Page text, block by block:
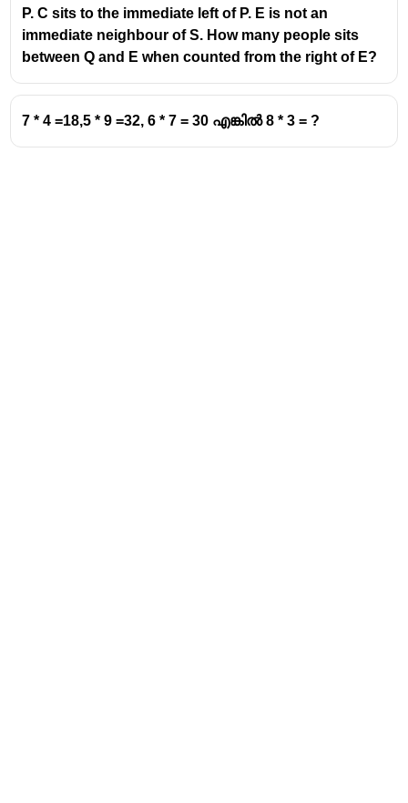
P. C sits to the immediate left of P. E is not an
immediate neighbour of S. How many people sits
between Q and E when counted from the right of E?
7 * 4 =18,5 * 9 =32, 6 * 7 = 30 എങ്കിൽ 8 * 3 = ?